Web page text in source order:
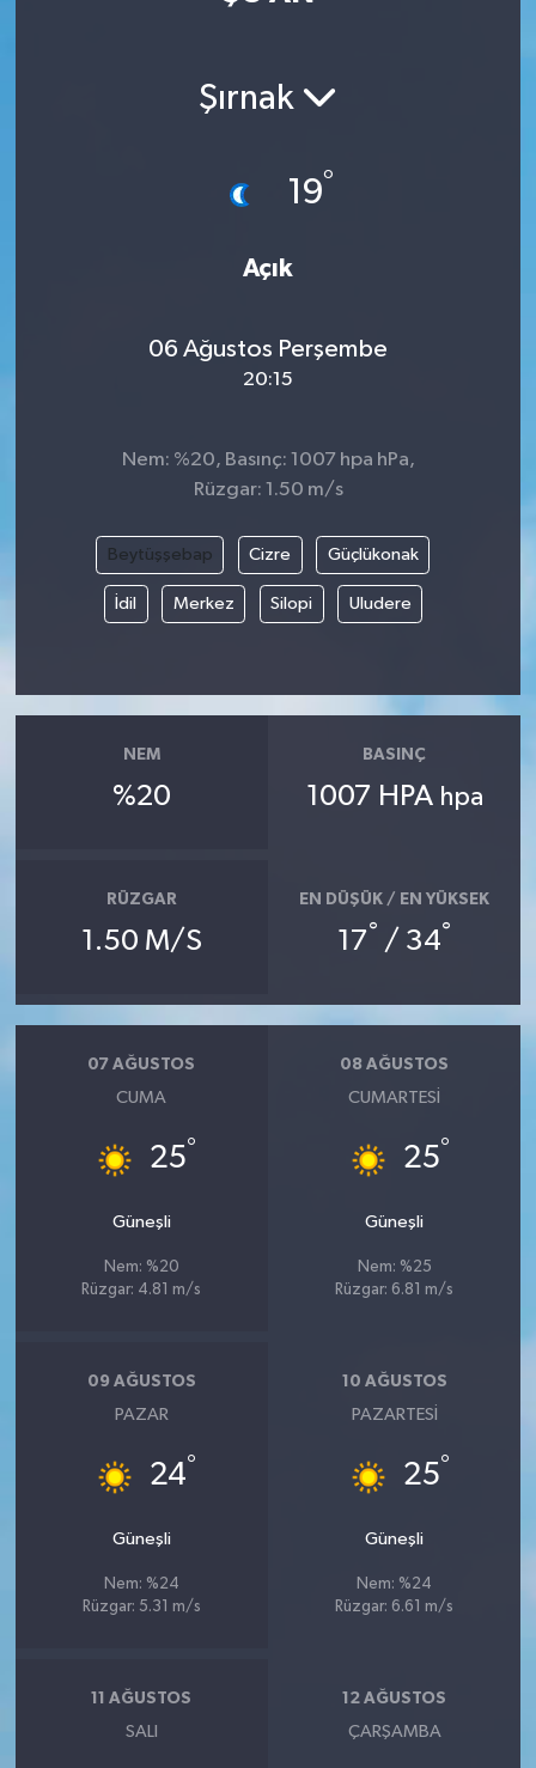
Şırnak
19°
Açık
06 Ağustos Perşembe
20:15
Nem: %20, Basınç: 1007 hpa hPa,
Rüzgar: 1.50 m/s
Beytüşşebap Cizre Güçlükonak
İdil Merkez Silopi Uludere
NEM
%20
BASINÇ
1007 HPA hpa
RÜZGAR
1.50 M/S
EN DÜŞÜK / EN YÜKSEK
17° / 34°
07 AĞUSTOS
CUMA
25°
Güneşli
Nem: %20
Rüzgar: 4.81 m/s
08 AĞUSTOS
CUMARTESI
25°
Güneşli
Nem: %25
Rüzgar: 6.81 m/s
09 AĞUSTOS
PAZAR
24°
Güneşli
Nem: %24
Rüzgar: 5.31 m/s
10 AĞUSTOS
PAZARTESI
25°
Güneşli
Nem: %24
Rüzgar: 6.61 m/s
11 AĞUSTOS
SALI
12 AĞUSTOS
ÇARŞAMBA
Gizlilik Sözleşmesi